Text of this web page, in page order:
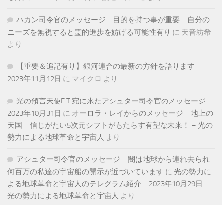
ハカン司令官のメッセージ 目的を持つ事が重要 自分の
ニーズを無視すると霊的進歩を妨げる可能性有り に 天音紡希
より
【重要＆追記有り】銀河連合の最新の方針を語ります
2023年11月12日 に マイクロ より
光の預言天使E.T.宛に来たアシュター司令官のメッセージ
2023年10月31日 に オーロラ・レイからのメッセージ 地上の
天国 信じがたい5次元シフトがもたらす有望な未来！ – 光の
勢力による地球革命と宇宙人 より
アシュター司令官のメッセージ 闇は地球から連れ去られ
何百万の私達の宇宙船の開示が近づいています に 光の勢力に
よる地球革命と宇宙人のテレグラム紹介 2023年10月29日 –
光の勢力による地球革命と宇宙人 より